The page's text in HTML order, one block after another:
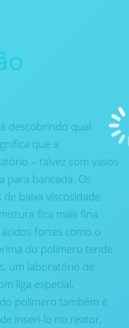
descobrindo qual
que a
– talvez com vasos
para bancada. Os
baixa viscosidade
fica mais fina
fortes como o
do polímero tende
um laboratório de
liga especial,
polímero também é
inseri-lo no reator,